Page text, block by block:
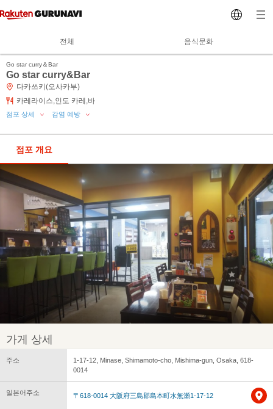
전체 음식문화
Go star curry＆Bar
Go star curry&Bar
다카쓰키(오사카부)
카레라이스,인도 카레,바
점포 상세 감염 예방
점포 개요
가게 상세
주소
1-17-12, Minase, Shimamoto-cho, Mishima-gun, Osaka, 618-
0014
일본어주소 〒618-0014 大阪府三島郡島本町水無瀬1-17-12